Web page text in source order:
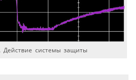
Действие системы защиты